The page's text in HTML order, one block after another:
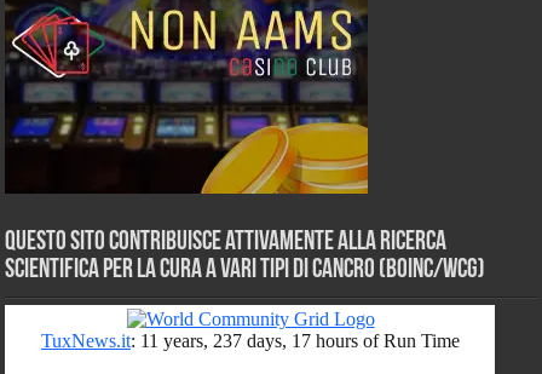
Questo sito contribuisce attivamente alla ricerca
scientifica per la cura a vari tipi di Cancro (BOINC/WCG)